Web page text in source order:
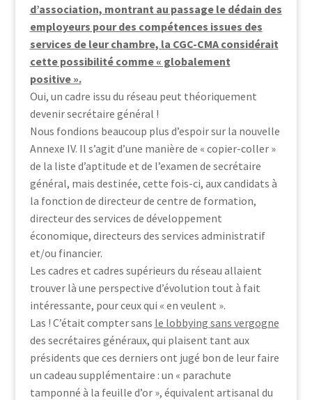
d’association, montrant au passage le dédain des
employeurs pour des compétences issues des
services de leur chambre, la CGC-CMA considérait
cette possibilité comme « globalement
positive ».
Oui, un cadre issu du réseau peut théoriquement
devenir secrétaire général !
Nous fondions beaucoup plus d’espoir sur la nouvelle
Annexe IV. Il s’agit d’une manière de « copier-coller »
de la liste d’aptitude et de l’examen de secrétaire
général, mais destinée, cette fois-ci, aux candidats à
la fonction de directeur de centre de formation,
directeur des services de développement
économique, directeurs des services administratif
et/ou financier.
Les cadres et cadres supérieurs du réseau allaient
trouver là une perspective d’évolution tout à fait
intéressante, pour ceux qui « en veulent ».
Las ! C’était compter sans le lobbying sans vergogne
des secrétaires généraux, qui plaisent tant aux
présidents que ces derniers ont jugé bon de leur faire
un cadeau supplémentaire : un « parachute
tamponné à la feuille d’or », équivalent artisanal du